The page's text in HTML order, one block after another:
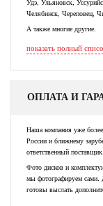
Удэ, Ульяновск,
Челябинск, Череповец,
А также многие другие.
показать полный
ОПЛАТА И
Наша компания уже
России и ближнему
ответственный
Фото дисков и
мы фотографируем сами.
готовы выслать